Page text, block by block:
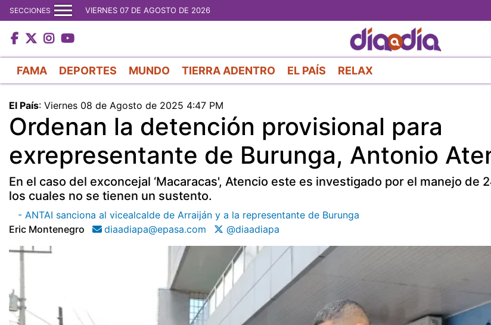
al
contenido
principal
SECCIONES VIERNES 07 DE AGOSTO DE 2026
FAMA DEPORTES MUNDO TIERRA ADENTRO EL PAÍS RELAX
El País: Viernes 08 de Agosto de 2025 4:47 PM
Ordenan la detención provisional para
exrepresentante de Burunga, Antonio
En el caso del exconcejal ‘Macaracas', Atencio este es investigado por el manejo de
los cuales no se tienen un sustento.
- ANTAI sanciona al vicealcalde de Arraiján y a la representante de Burunga
Eric Montenegro
diaadiapa@epasa.com @diaadiapa